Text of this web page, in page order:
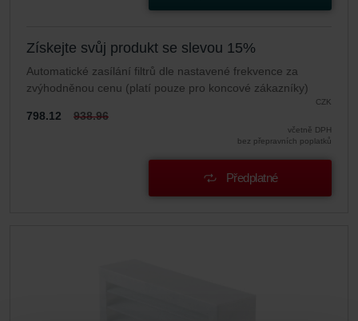
Získejte svůj produkt se slevou 15%
Automatické zasílání filtrů dle nastavené frekvence za
zvýhodněnou cenu (platí pouze pro koncové zákazníky)
CZK
798.12 938.96
včetně DPH
bez přepravních poplatků
Předplatné